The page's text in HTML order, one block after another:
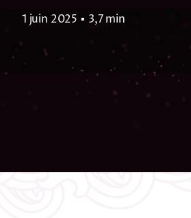
1 juin 2025 ▪ 3,7 min